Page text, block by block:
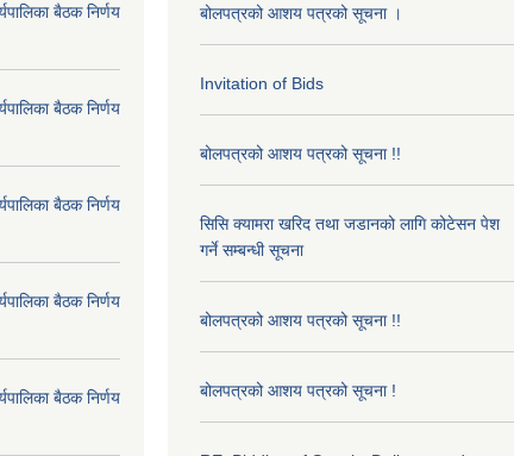
बैठक निर्णय
बैठक निर्णय
बैठक निर्णय
बैठक निर्णय
बैठक निर्णय
बोलपत्रको आशय पत्रको सूचना ।
Invitation of Bids
बोलपत्रको आशय पत्रको सूचना !!
सिसि क्यामरा खरिद तथा जडानको लागि कोटेसन पेश
गर्ने सम्बन्धी सूचना
बोलपत्रको आशय पत्रको सूचना !!
बोलपत्रको आशय पत्रको सूचना !